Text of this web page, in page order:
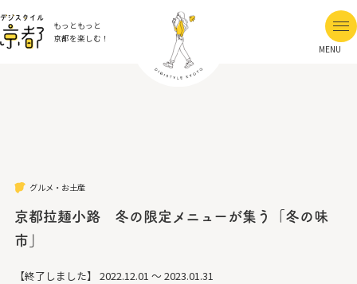
もっともっと
京都を楽しむ！
MENU
グルメ・お土産
京都拉麺小路 冬の限定メニューが集う「冬の味
市」
【終了しました】 2022.12.01 ～ 2023.01.31